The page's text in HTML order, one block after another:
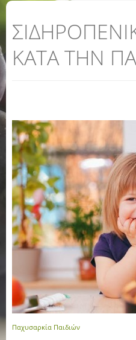
ΚΑΤΑ ΤΗΝ
Παχυσαρκία Παιδιών